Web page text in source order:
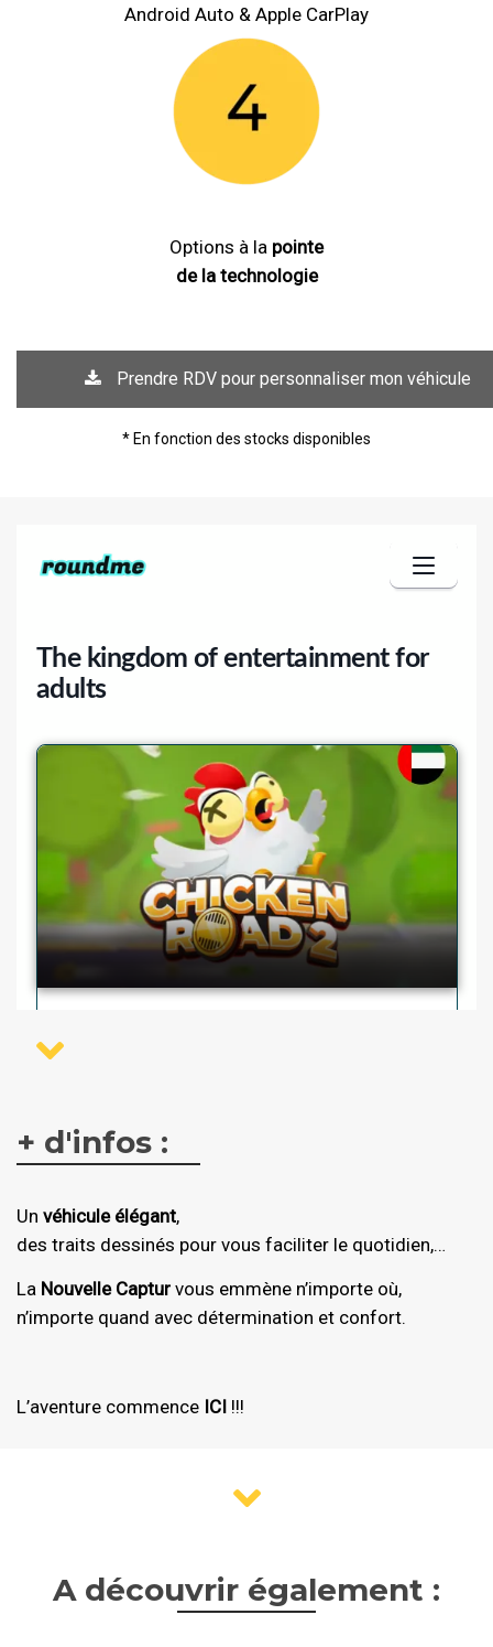
Android Auto & Apple CarPlay
Options à la pointe
de la technologie
Prendre RDV pour personnaliser mon véhicule
* En fonction des stocks disponibles
+ d'infos :
Un véhicule élégant,
des traits dessinés pour vous faciliter le quotidien,…
La Nouvelle Captur vous emmène n’importe où,
n’importe quand avec détermination et confort.
L’aventure commence ICI !!!
A découvrir également :